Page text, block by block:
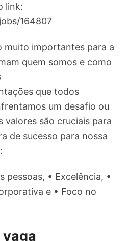
link:
164807
muito importantes para a
quem somos e como
que todos
um desafio ou
valores são cruciais para
de sucesso para nossa
pessoas, • Excelência, •
e • Foco no